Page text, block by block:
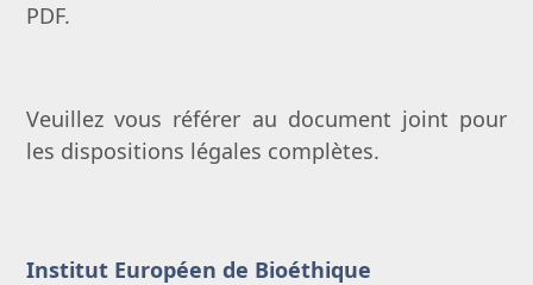
PDF.
Veuillez vous référer au document joint pour
les dispositions légales complètes.
Institut Européen de Bioéthique